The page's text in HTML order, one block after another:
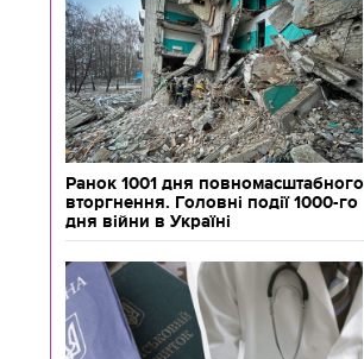
Ранок 1001 дня повномасштабного
вторгнення. Головні події 1000-го
дня війни в Україні